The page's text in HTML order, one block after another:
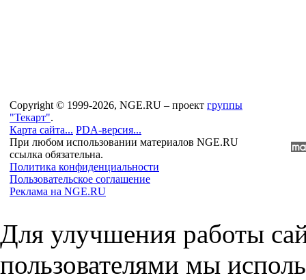
Copyright © 1999-2026, NGE.RU – проект группы
"Текарт".
Карта сайта... PDA-версия...
При любом использовании материалов NGE.RU
ссылка обязательна.
Политика конфиденциальности
Пользовательское соглашение
Реклама на NGE.RU
Для улучшения работы
пользователями мы